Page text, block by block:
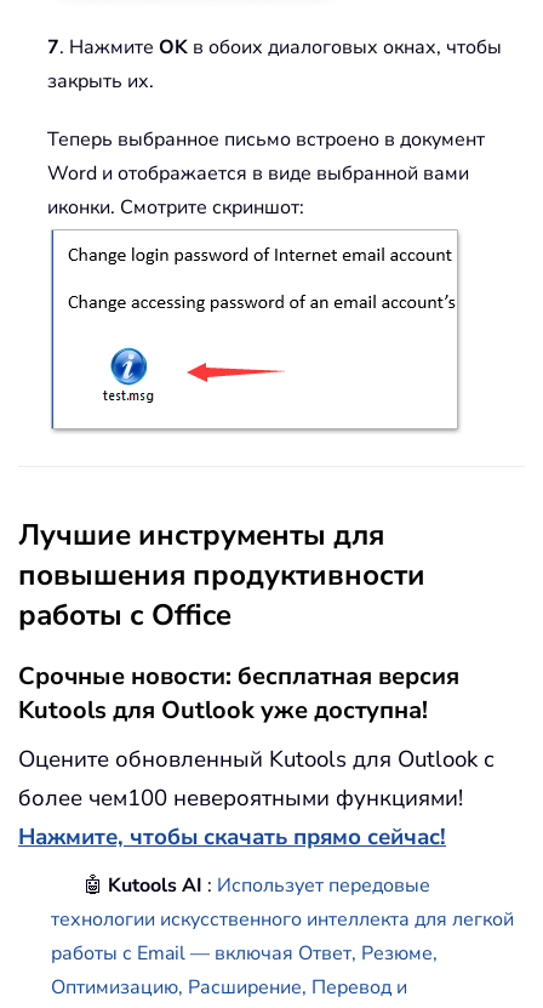
7. Нажмите OK в обоих диалоговых окнах, чтобы
закрыть их.
Теперь выбранное письмо встроено в документ
Word и отображается в виде выбранной вами
иконки. Смотрите скриншот:
Лучшие инструменты для
повышения продуктивности
работы с Office
Срочные новости: бесплатная версия
Kutools для Outlook уже доступна!
Оцените обновленный Kutools для Outlook с
более чем100 невероятными функциями!
Нажмите, чтобы скачать прямо сейчас!
🤖 Kutools AI : Использует передовые
технологии искусственного интеллекта для легкой
работы с Email — включая Ответ, Резюме,
Оптимизацию, Расширение, Перевод и